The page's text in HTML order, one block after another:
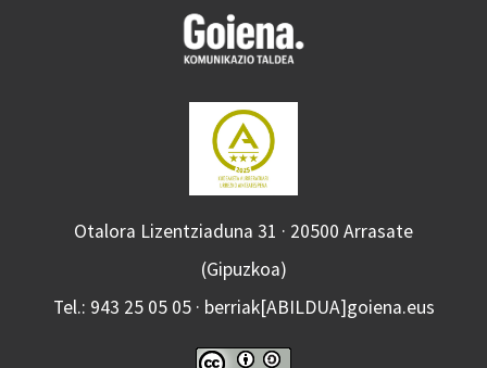
Otalora Lizentziaduna 31 · 20500 Arrasate
(Gipuzkoa)
Tel.: 943 25 05 05 · berriak[ABILDUA]goiena.eus